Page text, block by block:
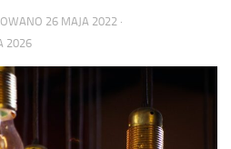
26 MAJA 2022 ·
2026